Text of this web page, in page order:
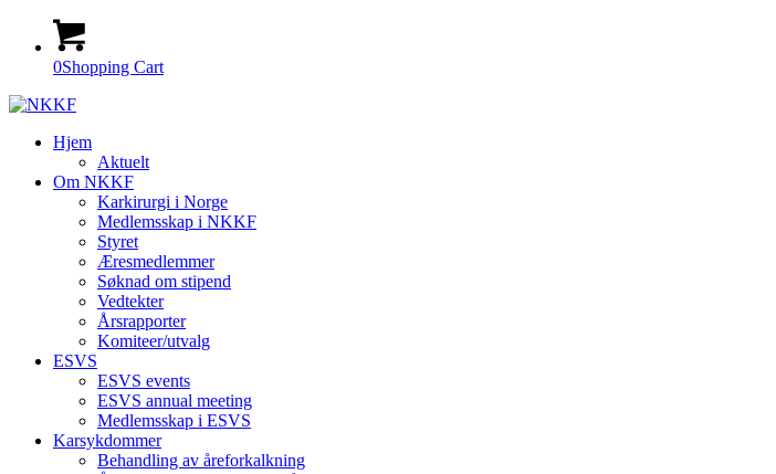
0Shopping Cart
Hjem
Aktuelt
Om NKKF
Karkirurgi i Norge
Medlemsskap i NKKF
Styret
Æresmedlemmer
Søknad om stipend
Vedtekter
Årsrapporter
Komiteer/utvalg
ESVS
ESVS events
ESVS annual meeting
Medlemsskap i ESVS
Karsykdommer
Behandling av åreforkalkning